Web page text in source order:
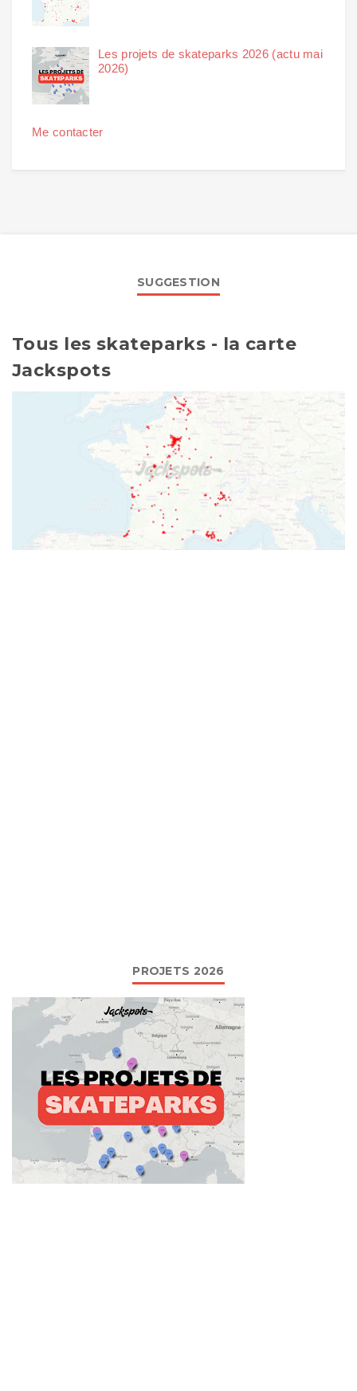
Les projets de skateparks 2026 (actu mai
2026)
Me contacter
SUGGESTION
Tous les skateparks - la carte
Jackspots
PROJETS 2026